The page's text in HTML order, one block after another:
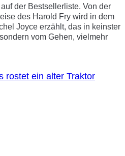
der Bestsellerliste. Von der
des Harold Fry wird in dem
Joyce erzählt, das in keinster
vom Gehen, vielmehr